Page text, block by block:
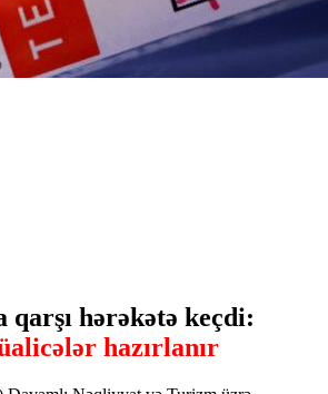
hərəkətə keçdi:
hazırlanır